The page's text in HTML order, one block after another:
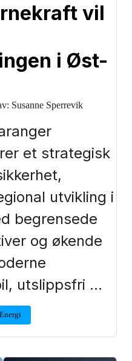
vil
i Øst-
Susanne Sperrevik
et strategisk
utvikling i
begrensede
og økende
utslippsfri …
Energi